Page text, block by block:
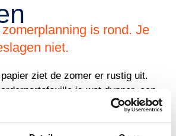
is rond. Je
niet.
ziet de zomer er rustig uit.
is wat dunner, een
van het kantoor is weg, en het
voor de komende weken is